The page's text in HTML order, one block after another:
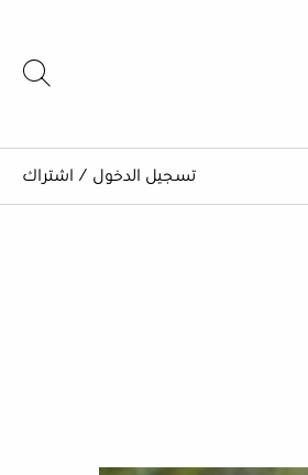
تسجيل الدخول / اشتراك